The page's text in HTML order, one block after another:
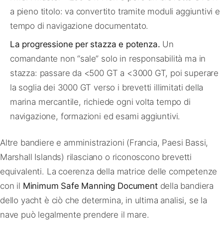
a pieno titolo: va convertito tramite moduli aggiuntivi e
tempo di navigazione documentato.
La progressione per stazza e potenza. Un
comandante non “sale” solo in responsabilità ma in
stazza: passare da <500 GT a <3000 GT, poi superare
la soglia dei 3000 GT verso i brevetti illimitati della
marina mercantile, richiede ogni volta tempo di
navigazione, formazioni ed esami aggiuntivi.
Altre bandiere e amministrazioni (Francia, Paesi Bassi,
Marshall Islands) rilasciano o riconoscono brevetti
equivalenti. La coerenza della matrice delle competenze
con il Minimum Safe Manning Documentdella bandiera
dello yacht è ciò che determina, in ultima analisi, se la
nave può legalmente prendere il mare.